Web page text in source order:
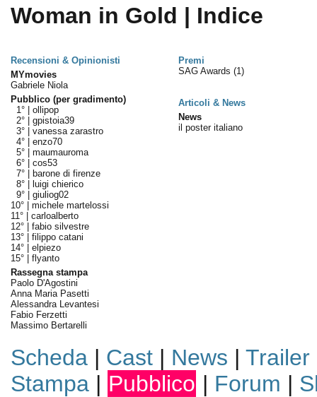
Woman in Gold | Indice
Recensioni & Opinionisti
Premi
MYmovies
Gabriele Niola
Pubblico (per gradimento)
1° | ollipop
2° | gpistoia39
3° | vanessa zarastro
4° | enzo70
5° | maumauroma
6° | cos53
7° |
barone di firenze
8° |
luigi chierico
9° | giuliog02
10° | michele martelossi
11° | carloalberto
12° | fabio silvestre
13° | filippo catani
14° | elpiezo
15° | flyanto
Rassegna stampa
Paolo D'Agostini
Anna Maria Pasetti
Alessandra Levantesi
Fabio Ferzetti
Massimo Bertarelli
SAG Awards (1)
Articoli & News
News
il poster italiano
Scheda| Cast| News | Trailer
Stampa| Pubblico | Forum |